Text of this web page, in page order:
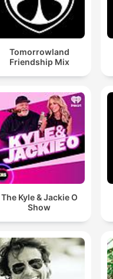
Tomorrowland
Friendship Mix
The Kyle & Jackie O
Show